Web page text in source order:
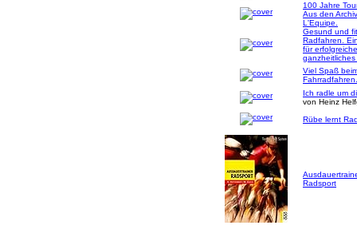
100 Jahre
Aus den
L'Equipe.
Gesund und
Radfahren.
für
Viel Spaß
Fahrradfahren.
Ich radle um
von Heinz
Rübe lernt
Radsport